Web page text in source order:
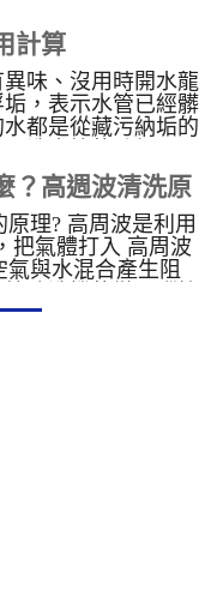
的概念高漲，卻不
及細菌，以為只要
以安心的用水，卻
雜質過濾乾淨，無
洗澡時也不知重金
吸收至體內，日積
，所以本公司努力
讓大眾能重視家庭
。 因台灣工業發
導致各種的污染產
響到水的品質。長
活用水的維護。對
。其原因是 清洗水
計算
味、沒用時開水龍
，表示水管已經髒
都是從藏污納垢的
洗水管的時候了！
間，工作時間約2小
子清洗時間加長(不
來留言洽詢！
？高週波清洗原
紹
理? 高周波是利用
把氣體打入 高周波
與水混合產生阻
清洗機的微電腦控
一關之間就形成高